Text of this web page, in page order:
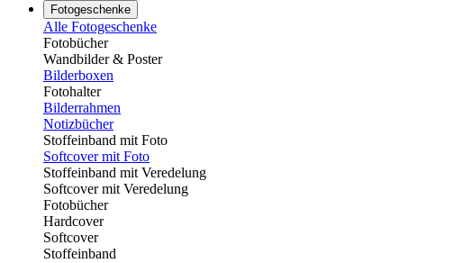
Fotogeschenke
Alle Fotogeschenke
Fotobücher
Wandbilder & Poster
Bilderboxen
Fotohalter
Bilderrahmen
Notizbücher
Stoffeinband mit Foto
Softcover mit Foto
Stoffeinband mit Veredelung
Softcover mit Veredelung
Fotobücher
Hardcover
Softcover
Stoffeinband